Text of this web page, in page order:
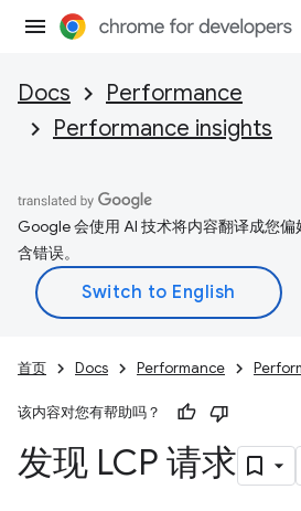
Docs
Performance
Performance insights
Google 会使用 AI 技术将内容翻译成您
含错误。
首页 Docs Performance
该内容对您有帮助吗？
发现 LCP 请求